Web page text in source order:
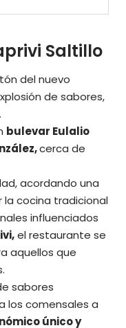
Saltillo
del nuevo
de sabores,
bulevar Eulalio
cerca de
acordando una
la cocina tradicional
influenciados
el restaurante se
aquellos que
sabores
los comensales a
único y